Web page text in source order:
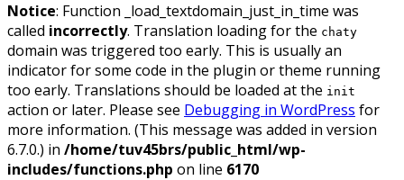
Notice: Function _load_textdomain_just_in_time was
called incorrectly. Translation loading for the chaty
domain was triggered too early. This is usually an
indicator for some code in the plugin or theme running
too early. Translations should be loaded at the init
action or later. Please see Debugging in WordPress for
more information. (This message was added in version
6.7.0.) in /home/tuv45brs/public_html/wp-
includes/functions.php on line 6170